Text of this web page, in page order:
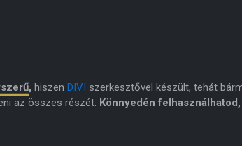
, hiszen DIVI szerkesztővel készült, tehát
az összes részét. Könnyedén